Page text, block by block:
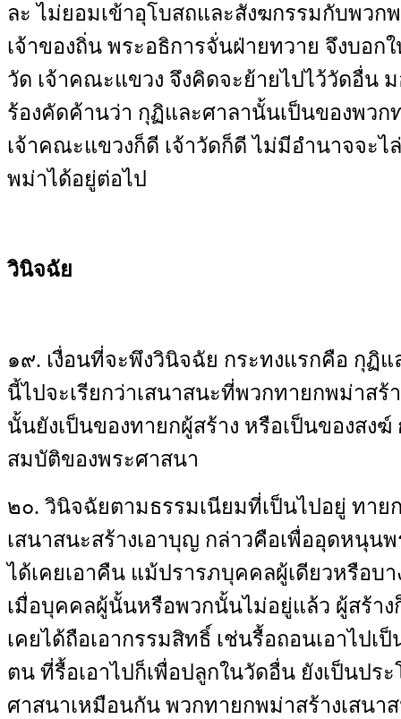
ละ ไม่ยอมเข้าอุโบสถและสังฆกรรมกับพวก
เจ้าของถิ่น พระอธิการจั่นฝ่ายทวาย จึงบอก
วัด เจ้าคณะแขวง จึงคิดจะย้ายไปไว้วัดอื่น ม
ร้องคัดค้านว่า กุฏิและศาลานั้นเป็นของพวก
เจ้าคณะแขวงก็ดี เจ้าวัดก็ดี ไม่มีอำนาจจะไ
พม่าได้อยู่ต่อไป
วินิจฉัย
๑๙. เงื่อนที่จะพึงวินิจฉัย กระทงแรกคือ กุฏิแ
นี้ไปจะเรียกว่าเสนาสนะที่พวกทายกพม่าสร้
นั้นยังเป็นของทายกผู้สร้าง หรือเป็นของสงฆ์
สมบัติของพระศาสนา
๒๐. วินิจฉัยตามธรรมเนียมที่เป็นไปอยู่ ทาย
เสนาสนะสร้างเอาบุญ กล่าวคือเพื่ออุดหนุน
ได้เคยเอาคืน แม้ปรารภบุคคลผู้เดียวหรือบ
เมื่อบุคคลผู้นั้นหรือพวกนั้นไม่อยู่แล้ว ผู้สร้าง
เคยได้ถือเอากรรมสิทธิ์ เช่นรื้อถอนเอาไปเ
ตน ที่รื้อเอาไปก็เพื่อปลูกในวัดอื่น ยังเป็นปร
ศาสนาเหมือนกัน พวกทายกพม่าสร้างเสน